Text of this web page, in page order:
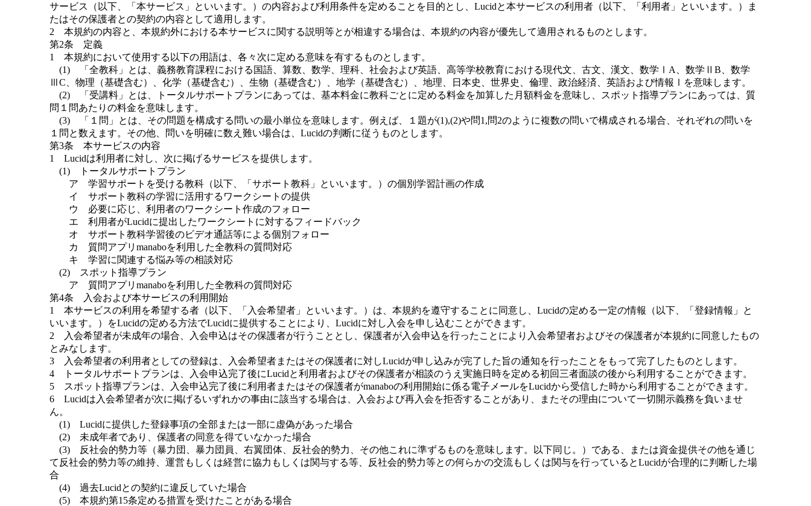
サービス（以下、「本サービス」といいます。）の内容および利用条件を定めることを目的とし、Lucidと本サービスの利用者（以下、「利用者」といいます。）ま
たはその保護者との契約の内容として適用します。
2 本規約の内容と、本規約外における本サービスに関する説明等とが相違する場合は、本規約の内容が優先して適用されるものとします。
第2条 定義
1 本規約において使用する以下の用語は、各々次に定める意味を有するものとします。
(1) 「全教科」とは、義務教育課程における国語、算数、数学、理科、社会および英語、高等学校教育における現代文、古文、漢文、数学ⅠA、数学ⅡB、数学
ⅢC、物理（基礎含む）、化学（基礎含む）、生物（基礎含む）、地学（基礎含む）、地理、日本史、世界史、倫理、政治経済、英語および情報Ⅰを意味します。
(2) 「受講料」とは、トータルサポートプランにあっては、基本料金に教科ごとに定める料金を加算した月額料金を意味し、スポット指導プランにあっては、質
問１問あたりの料金を意味します。
(3) 「１問」とは、その問題を構成する問いの最小単位を意味します。例えば、１題が(1),(2)や問1,問2のように複数の問いで構成される場合、それぞれの問いを
１問と数えます。その他、問いを明確に数え難い場合は、Lucidの判断に従うものとします。
第3条 本サービスの内容
1 Lucidは利用者に対し、次に掲げるサービスを提供します。
(1) トータルサポートプラン
ア 学習サポートを受ける教科（以下、「サポート教科」といいます。）の個別学習計画の作成
イ サポート教科の学習に活用するワークシートの提供
ウ 必要に応じ、利用者のワークシート作成のフォロー
エ 利用者がLucidに提出したワークシートに対するフィードバック
オ サポート教科学習後のビデオ通話等による個別フォロー
カ 質問アプリmanaboを利用した全教科の質問対応
キ 学習に関連する悩み等の相談対応
(2) スポット指導プラン
ア 質問アプリmanaboを利用した全教科の質問対応
第4条 入会および本サービスの利用開始
1 本サービスの利用を希望する者（以下、「入会希望者」といいます。）は、本規約を遵守することに同意し、Lucidの定める一定の情報（以下、「登録情報」と
いいます。）をLucidの定める方法でLucidに提供することにより、Lucidに対し入会を申し込むことができます。
2 入会希望者が未成年の場合、入会申込はその保護者が行うこととし、保護者が入会申込を行ったことにより入会希望者およびその保護者が本規約に同意したもの
とみなします。
3 入会希望者の利用者としての登録は、入会希望者またはその保護者に対しLucidが申し込みが完了した旨の通知を行ったことをもって完了したものとします。
4 トータルサポートプランは、入会申込完了後にLucidと利用者およびその保護者が相談のうえ実施日時を定める初回三者面談の後から利用することができます。
5 スポット指導プランは、入会申込完了後に利用者またはその保護者がmanaboの利用開始に係る電子メールをLucidから受信した時から利用することができます。
6 Lucidは入会希望者が次に掲げるいずれかの事由に該当する場合は、入会および再入会を拒否することがあり、またその理由について一切開示義務を負いませ
ん。
(1) Lucidに提供した登録事項の全部または一部に虚偽があった場合
(2) 未成年者であり、保護者の同意を得ていなかった場合
(3) 反社会的勢力等（暴力団、暴力団員、右翼団体、反社会的勢力、その他これに準ずるものを意味します。以下同じ。）である、または資金提供その他を通じ
て反社会的勢力等の維持、運営もしくは経営に協力もしくは関与する等、反社会的勢力等との何らかの交流もしくは関与を行っているとLucidが合理的に判断した場
合
(4) 過去Lucidとの契約に違反していた場合
(5) 本規約第15条定める措置を受けたことがある場合